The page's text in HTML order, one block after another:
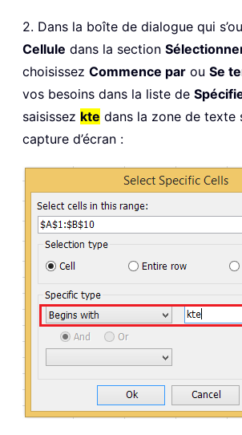
2. Dans la boîte de dialogue qui
Cellule dans la section
choisissez Commence par ou Se
vos besoins dans la liste de
saisissez kte dans la zone de texte
capture d’écran :